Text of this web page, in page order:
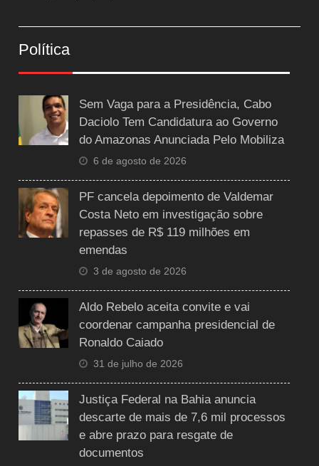
Política
Sem Vaga para a Presidência, Cabo
Daciolo Tem Candidatura ao Governo
do Amazonas Anunciada Pelo Mobiliza
6 de agosto de 2026
PF cancela depoimento de Valdemar
Costa Neto em investigação sobre
repasses de R$ 119 milhões em
emendas
3 de agosto de 2026
Aldo Rebelo aceita convite e vai
coordenar campanha presidencial de
Ronaldo Caiado
31 de julho de 2026
Justiça Federal na Bahia anuncia
descarte de mais de 7,6 mil processos
e abre prazo para resgate de
documentos